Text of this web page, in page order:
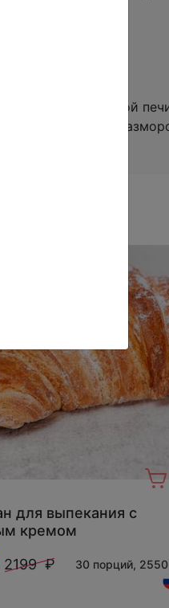
обычной
160-165°С.
для выпекания с
кремом
2199 ₽ 30 порций, 2550